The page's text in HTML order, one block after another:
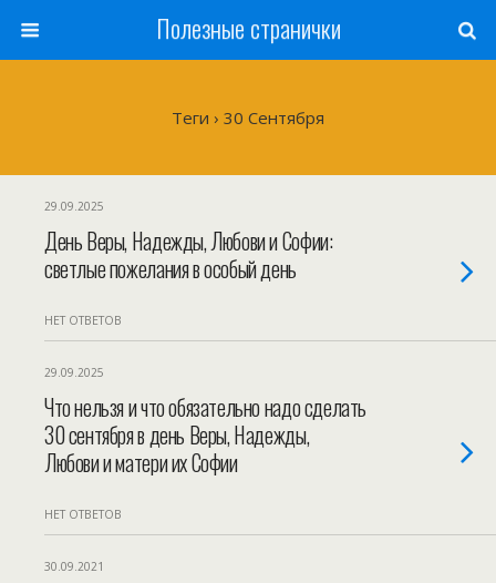
Полезные странички
Теги › 30 Сентября
29.09.2025
День Веры, Надежды, Любови и Софии:
светлые пожелания в особый день
НЕТ ОТВЕТОВ
29.09.2025
Что нельзя и что обязательно надо сделать
30 сентября в день Веры, Надежды,
Любови и матери их Софии
НЕТ ОТВЕТОВ
30.09.2021